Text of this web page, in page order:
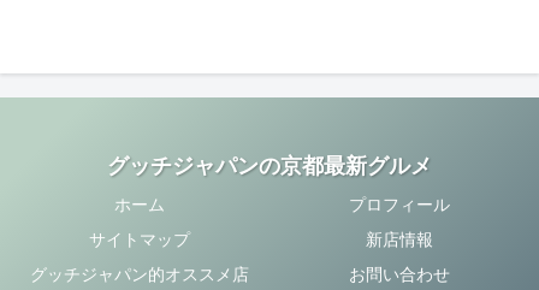
グッチジャパンの京都最新グルメ
ホーム
プロフィール
サイトマップ
新店情報
グッチジャパン的オススメ店
お問い合わせ